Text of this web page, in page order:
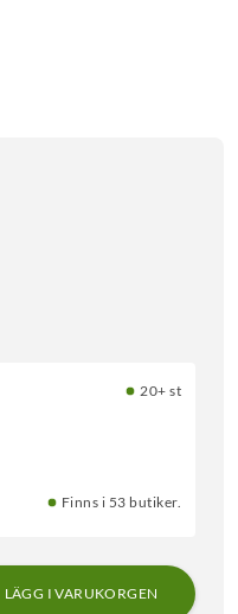
20+ st
Finns i 53 butiker.
LÄGG I VARUKORGEN